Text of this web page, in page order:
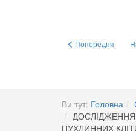
Попередня стаття:
Попередня
Ви тут: Головна
ПУХЛИННИХ